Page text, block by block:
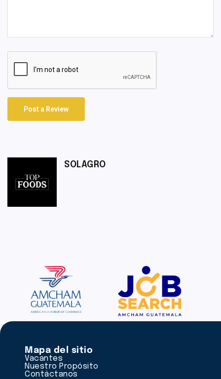
Post a Review
SOLAGRO
Mapa del sitio
Vacantes
Nuestro Propósito
Contáctanos